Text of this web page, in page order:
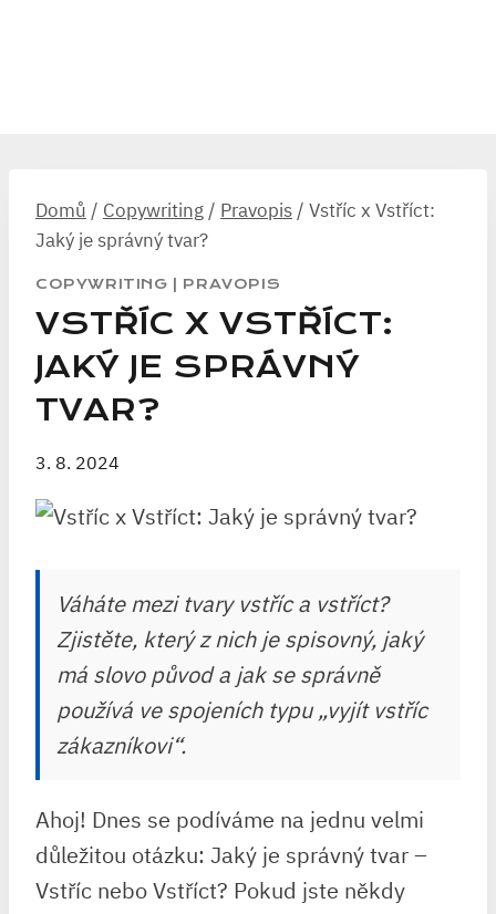
Domů / Copywriting / Pravopis / Vstříc x Vstříct:
Jaký je správný tvar?
COPYWRITING PRAVOPIS
VSTŘÍC X VSTŘÍCT:
JAKÝ JE SPRÁVNÝ
TVAR?
3. 8. 2024
Váháte mezi tvary vstříc a vstříct?
Zjistěte, který z nich je spisovný, jaký
má slovo původ a jak se správně
používá ve spojeních typu „vyjít vstříc
zákazníkovi“.
Ahoj! Dnes se podíváme na jednu velmi
důležitou otázku: Jaký je správný tvar –
Vstříc nebo ‌Vstříct? Pokud jste ⁣někdy